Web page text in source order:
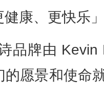
康、更快乐
品牌由
的愿景和使命